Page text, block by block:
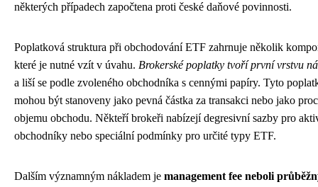
některých případech započtena proti české daňové povinnosti.
Poplatková struktura při obchodování ETF zahrnuje několik
které je nutné vzít v úvahu. Brokerské poplatky tvoří první vrstvu
a liší se podle zvoleného obchodníka s cennými papíry. Tyto
mohou být stanoveny jako pevná částka za transakci nebo jako
objemu obchodu. Někteří brokeři nabízejí degresivní sazby pro
obchodníky nebo speciální podmínky pro určité typy ETF.
Dalším významným nákladem je management fee neboli